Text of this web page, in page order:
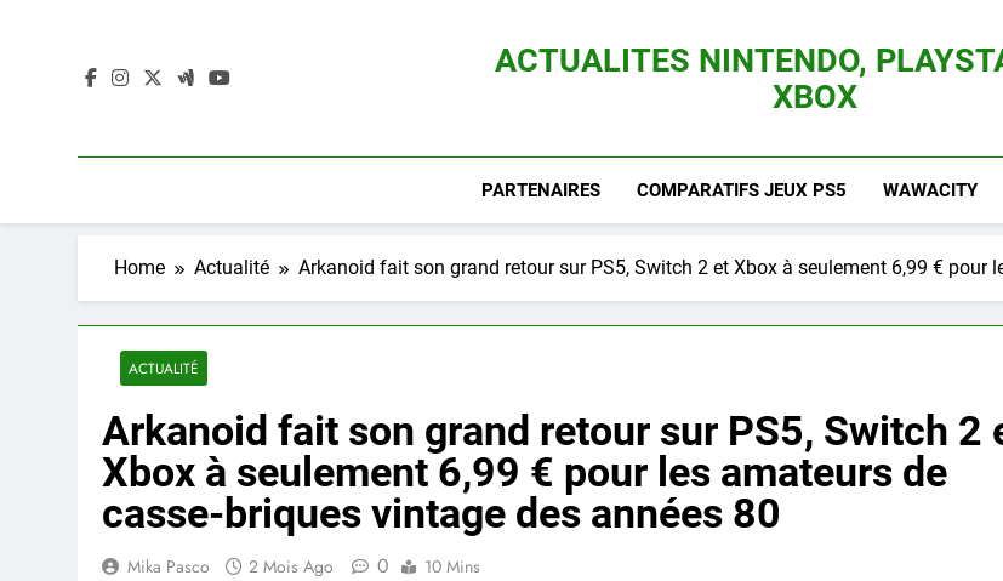
ACTUALITES NINTENDO,
XBOX
PARTENAIRES COMPARATIFS JEUX PS5 WAWACITY
Home Actualité Arkanoid fait son grand retour sur PS5, Switch 2 et Xbox à seulement 6,99 € pour
ACTUALITÉ
Arkanoid fait son grand retour sur PS5, Switch 2
Xbox à seulement 6,99 € pour les amateurs de
casse-briques vintage des années 80
Mika Pasco 2 Mois Ago 0 10 Mins